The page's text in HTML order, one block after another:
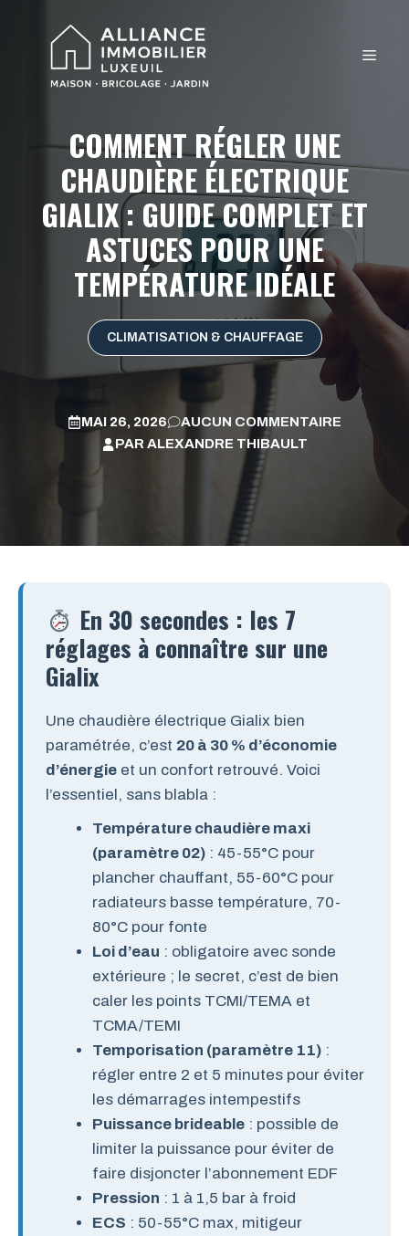
COMMENT RÉGLER UNE
CHAUDIÈRE ÉLECTRIQUE
GIALIX : GUIDE COMPLET ET
ASTUCES POUR UNE
TEMPÉRATURE IDÉALE
CLIMATISATION & CHAUFFAGE
MAI 26, 2026
AUCUN COMMENTAIRE
PAR ALEXANDRE THIBAULT
En 30 secondes : les 7
réglages à connaître sur une
Gialix
Une chaudière électrique Gialix bien
paramétrée, c’est 20 à 30 % d’économie
d’énergie et un confort retrouvé. Voici
l’essentiel, sans blabla :
Température chaudière maxi
(paramètre 02) : 45-55°C pour
plancher chauffant, 55-60°C pour
radiateurs basse température, 70-
80°C pour fonte
Loi d’eau : obligatoire avec sonde
extérieure ; le secret, c’est de bien
caler les points TCMI/TEMA et
TCMA/TEMI
Temporisation (paramètre 11) :
régler entre 2 et 5 minutes pour éviter
les démarrages intempestifs
Puissance brideable : possible de
limiter la puissance pour éviter de
faire disjoncter l’abonnement EDF
Pression : 1 à 1,5 bar à froid
ECS : 50-55°C max, mitigeur